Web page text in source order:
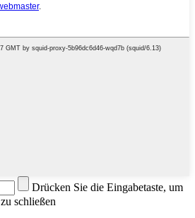
Drücken Sie die Eingabetaste, um
schließen